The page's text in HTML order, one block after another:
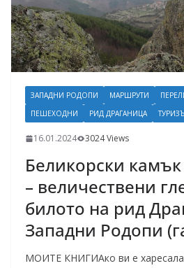
ЗАПАДНИ РОДОПИ МАРШРУТИ
ПЕШЕХОДНИ
РИД ДРАГАНИЦА
16.01.2024 3024 Views
Беликорски
– величествени
билото на рид
Западни Родопи
МОИТЕ КНИГИАко ви е харесала